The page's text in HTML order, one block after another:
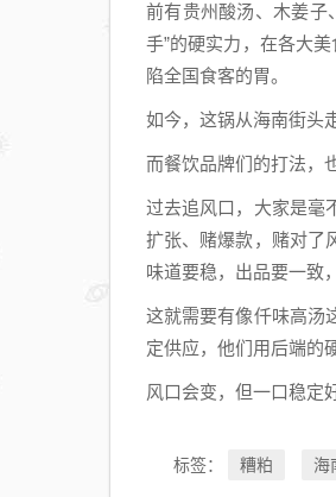
前有贵州酸汤、木姜子
手”的硬实力，在各大
陷全国食客的胃。
如今，这锅从海南街头
而餐饮品牌们的打法，
过去追风口，大家是毫
扩张、赌爆款，赌对了
味道要稳，出品要一致
这就需要有像仟味高汤
定供应，他们用后端的
风口会变，但一口稳定
标签： 糟粕 海